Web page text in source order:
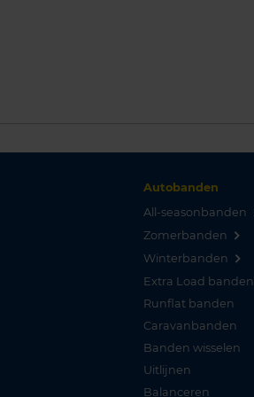
Autobanden
All-seasonbanden
Zomerbanden
Winterbanden
Extra Load banden
Runflat banden
Caravanbanden
Banden wisselen
Uitlijnen
Balanceren